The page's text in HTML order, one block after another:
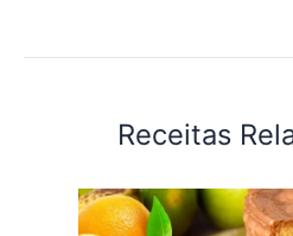
Receitas